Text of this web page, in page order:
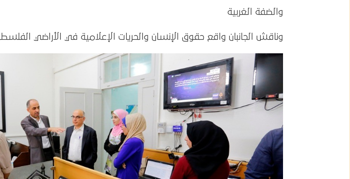
والضفة الغربية
وناقش الجانبان واقع حقوق الإنسان والحريات الإعلامية في الأراضي